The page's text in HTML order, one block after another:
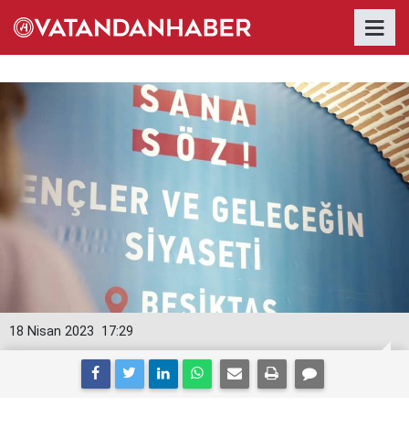
17:29
18 Nisan 2023